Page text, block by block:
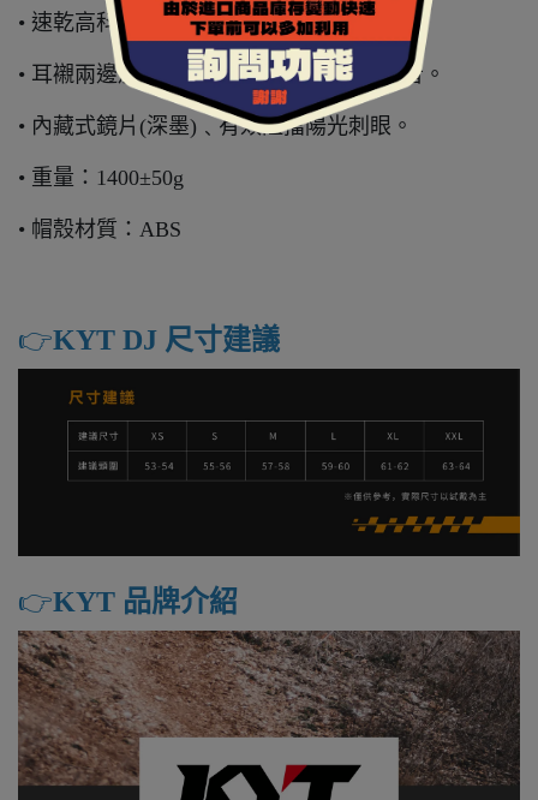
• 速乾高科技纖維內襯全可拆洗。
• 耳襯兩邊加強PE板﹑加強保護及降低噪音。
• 內藏式鏡片(深墨)﹑有效阻擋陽光刺眼。
• 重量：1400±50g
• 帽殼材質：ABS
👉️KYT DJ 尺寸建議
👉️KYT 品牌介紹